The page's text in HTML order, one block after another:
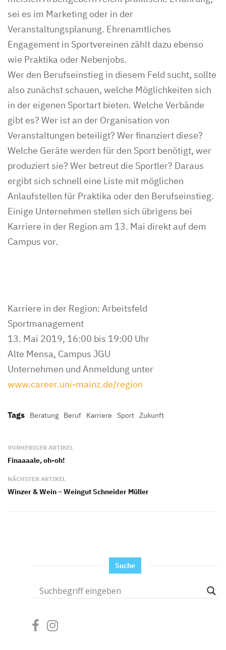
sei es im Marketing oder in der
Veranstaltungsplanung. Ehrenamtliches
Engagement in Sportvereinen zählt dazu ebenso
wie Praktika oder Nebenjobs.
Wer den Berufseinstieg in diesem Feld sucht, sollte
also zunächst schauen, welche Möglichkeiten sich
in der eigenen Sportart bieten. Welche Verbände
gibt es? Wer ist an der Organisation von
Veranstaltungen beteiligt? Wer finanziert diese?
Welche Geräte werden für den Sport benötigt, wer
produziert sie? Wer betreut die Sportler? Daraus
ergibt sich schnell eine Liste mit möglichen
Anlaufstellen für Praktika oder den Berufseinstieg.
Einige Unternehmen stellen sich übrigens bei
Karriere in der Region am 13. Mai direkt auf dem
Campus vor.
Karriere in der Region: Arbeitsfeld
Sportmanagement
13. Mai 2019, 16:00 bis 19:00 Uhr
Alte Mensa, Campus JGU
Unternehmen und Anmeldung unter
www.career.uni-mainz.de/region
Tags Beratung Beruf Karriere Sport Zukunft
VORHERIGER ARTIKEL
Finaaaale, oh-oh!
NÄCHSTER ARTIKEL
Winzer & Wein – Weingut Schneider Müller
Suche